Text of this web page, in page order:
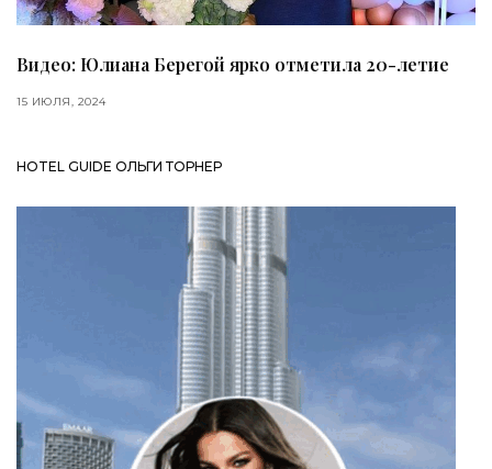
Видео: Юлиана Берегой ярко отметила 20-летие
15 ИЮЛЯ, 2024
HOTEL GUIDE ОЛЬГИ ТОРНЕР